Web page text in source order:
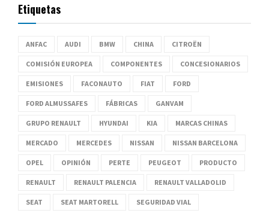
Etiquetas
ANFAC AUDI BMW CHINA CITROËN
COMISIÓN EUROPEA COMPONENTES CONCESIONARIOS
EMISIONES FACONAUTO FIAT FORD
FORD ALMUSSAFES FÁBRICAS GANVAM
GRUPO RENAULT HYUNDAI KIA MARCAS CHINAS
MERCADO MERCEDES NISSAN NISSAN BARCELONA
OPEL OPINIÓN PERTE PEUGEOT PRODUCTO
RENAULT RENAULT PALENCIA RENAULT VALLADOLID
SEAT SEAT MARTORELL SEGURIDAD VIAL